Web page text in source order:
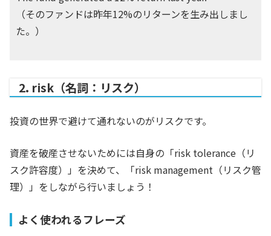
（そのファンドは昨年12%のリターンを生み出しまし
た。）
2. risk（名詞：リスク）
投資の世界で避けて通れないのがリスクです。
資産を破産させないためには自身の「risk tolerance（リ
スク許容度）」を決めて、「risk management（リスク管
理）」をしながら行いましょう！
よく使われるフレーズ